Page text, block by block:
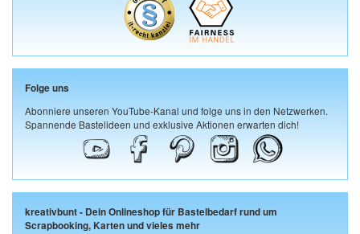
Folge uns
Abonniere unseren YouTube-Kanal und folge uns in den Netzwerken.
Spannende Bastelideen und exklusive Aktionen erwarten dich!
kreativbunt - Dein Onlineshop für Bastelbedarf rund um
Scrapbooking, Karten und vieles mehr